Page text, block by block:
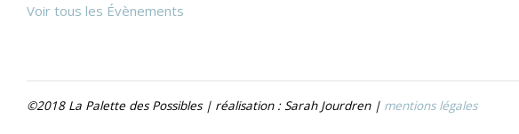
Voir tous les Évènements
©2018 La Palette des Possibles | réalisation : Sarah Jourdren | mentions légales